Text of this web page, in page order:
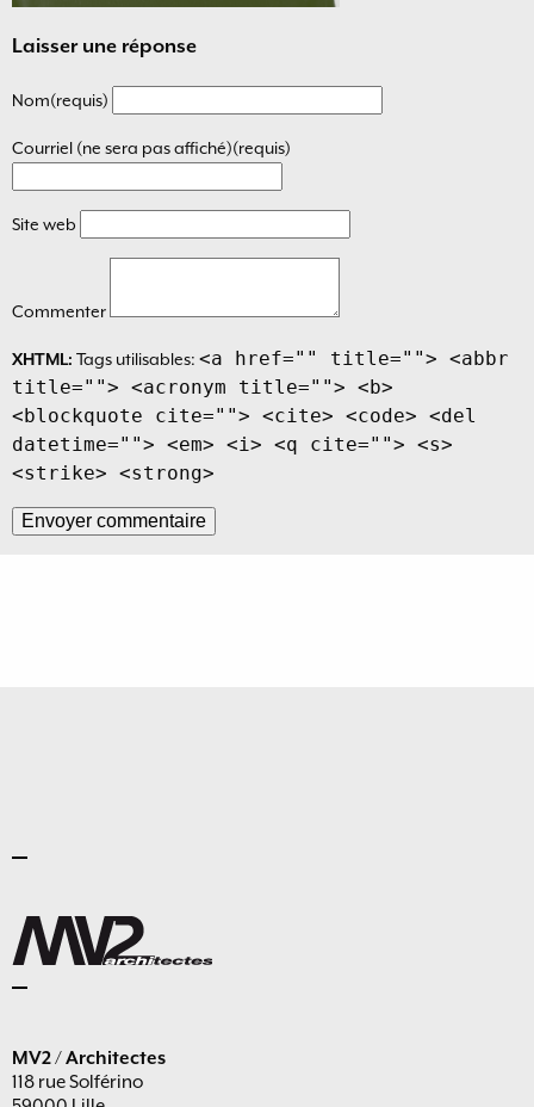
Laisser une réponse
Nom(requis)
Courriel (ne sera pas affiché)(requis)
Site web
Commenter
XHTML: Tags utilisables: <a href="" title=""> <abbr
title=""> <acronym title=""> <b>
<blockquote cite=""> <cite> <code> <del
datetime=""> <em> <i> <q cite=""> <s>
<strike> <strong>
MV2 / Architectes
118 rue Solférino